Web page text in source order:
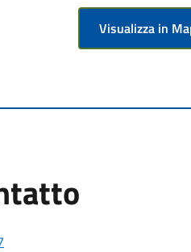
Visualizza in